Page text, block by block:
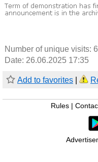
Number of unique visits:
Date: 26.06.2025 17:35
Add to favorites
Rules |